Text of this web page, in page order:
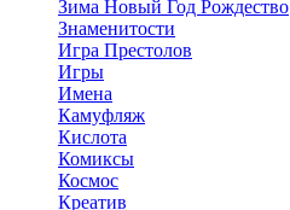
Зима Новый Год Рождество
Знаменитости
Игра Престолов
Игры
Имена
Камуфляж
Кислота
Комиксы
Космос
Креатив